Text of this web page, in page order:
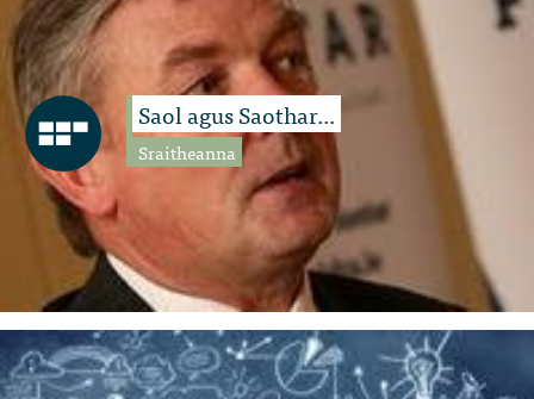
Saol agus Saothar...
Sraitheanna